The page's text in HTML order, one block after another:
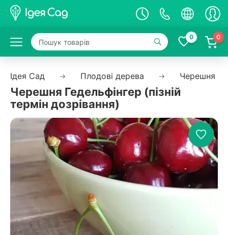
0 0
Ідея Сад Плодові дерева Черешня
Черешня Гедельфінгер (пізній
термін дозрівання)